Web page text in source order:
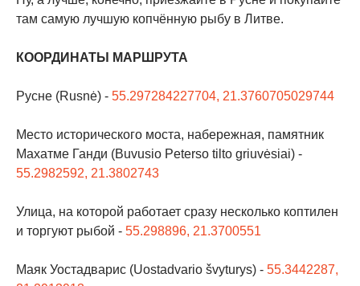
там самую лучшую копчённую рыбу в Литве.
КООРДИНАТЫ МАРШРУТА
Русне (Rusnė) - 55.297284227704, 21.3760705029744
Место исторического моста, набережная, памятник
Махатме Ганди (Buvusio Peterso tilto griuvėsiai) -
55.2982592, 21.3802743
Улица, на которой работает сразу несколько коптилен
и торгуют рыбой - 55.298896, 21.3700551
Маяк Уостадварис (Uostadvario švyturys) - 55.3442287,